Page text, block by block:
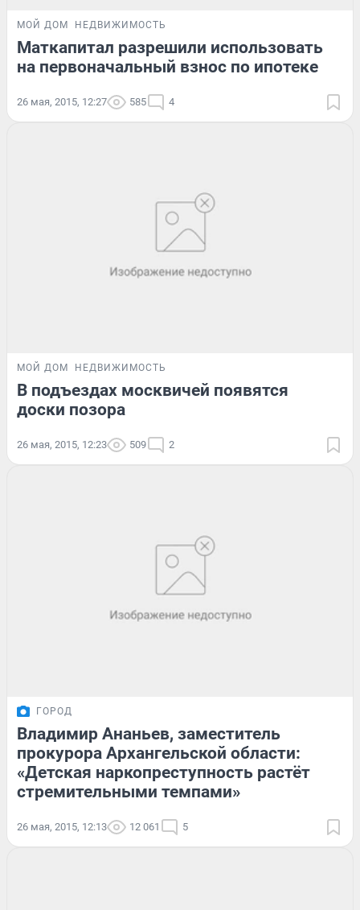
МОЙ ДОМ НЕДВИЖИМОСТЬ
Маткапитал разрешили использовать
на первоначальный взнос по ипотеке
26 мая, 2015, 12:27 585 4
МОЙ ДОМ НЕДВИЖИМОСТЬ
В подъездах москвичей появятся
доски позора
26 мая, 2015, 12:23 509 2
ГОРОД
Владимир Ананьев, заместитель
прокурора Архангельской области:
«Детская наркопреступность растёт
стремительными темпами»
26 мая, 2015, 12:13 12 061 5